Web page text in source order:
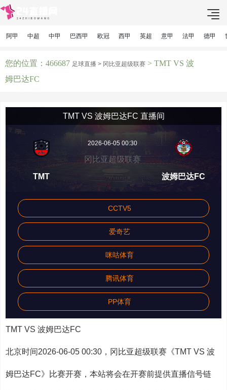
阿甲 中超 中甲 巴西甲 欧冠 西甲 英超 意甲 法甲 德甲
您的位置：466687 足球直播 > 冈比亚超级联赛 > TMT VS 波
姆巴达FC
TMT VS 波姆巴达FC 直播间
TMT
2026-06-05 00:30
冈比亚超级联赛
波姆巴达FC
CCTV5
爱奇艺
咪咕体育
腾讯体育
PP体育
TMT VS 波姆巴达FC
北京时间2026-06-05 00:30，冈比亚超级联赛《TMT VS 波
姆巴达FC》比赛开赛，本站将会在开赛前提供直播信号链